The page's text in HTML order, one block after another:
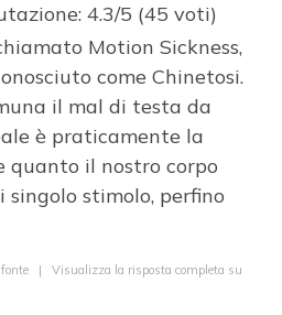
4.3/5 (45 voti)
Motion Sickness,
come Chinetosi.
il mal di testa da
è praticamente la
quanto il nostro corpo
stimolo, perfino
| Visualizza la risposta completa su